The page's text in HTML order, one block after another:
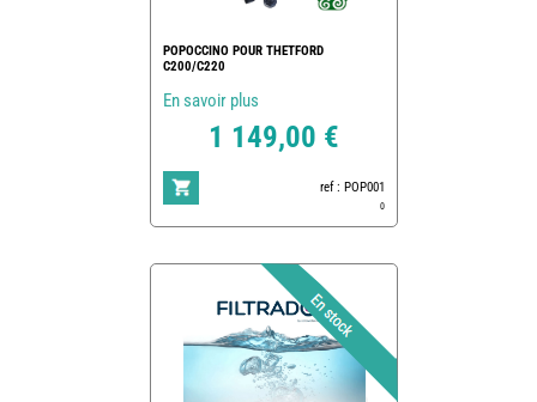
POPOCCINO POUR THETFORD
C200/C220
En savoir plus
1 149,00 €
ref : POP001
0